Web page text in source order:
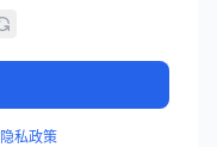
隐私政策